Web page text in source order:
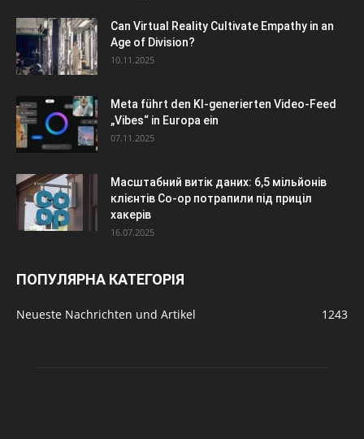
Can Virtual Reality Cultivate Empathy in an
Age of Division?
10.11.2025
Meta führt den KI-generierten Video-Feed
„Vibes“ in Europa ein
07.11.2025
Масштабний витік даних: 6,5 мільйонів
клієнтів Co-op потрапили під приціл
хакерів
16.07.2025
ПОПУЛЯРНА КАТЕГОРІЯ
Neueste Nachrichten und Artikel 1243